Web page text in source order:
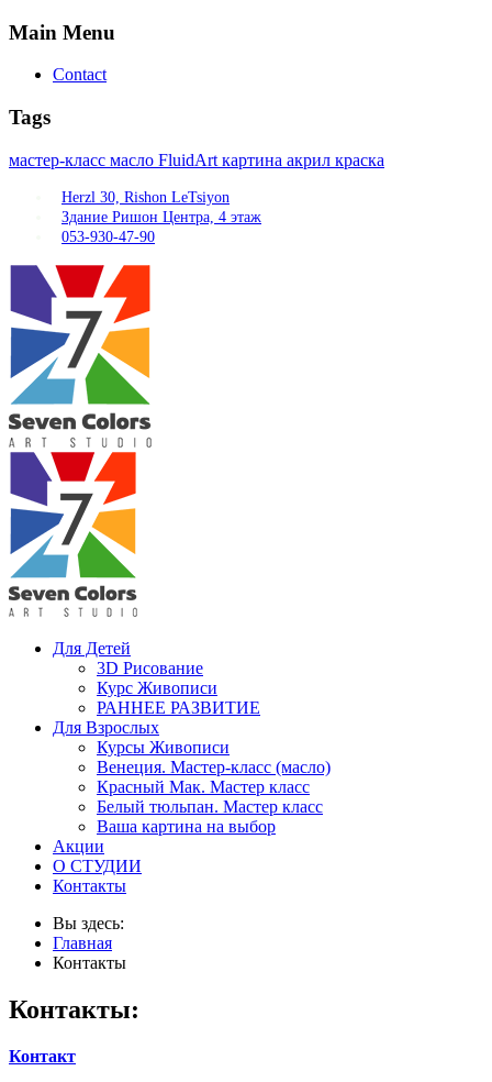
Main Menu
Contact
Tags
мастер-класс масло FluidArt картина акрил краска
Herzl 30, Rishon LeTsiyon
Здание Ришон Центра, 4 этаж
053-930-47-90
Для Детей
3D Рисование
Курс Живописи
РАННЕЕ РАЗВИТИЕ
Для Взрослых
Курсы Живописи
Венеция. Мастер-класс (масло)
Красный Мак. Мастер класс
Белый тюльпан. Мастер класс
Ваша картина на выбор
Акции
О СТУДИИ
Контакты
Вы здесь:
Главная
Контакты
Контакты:
Контакт